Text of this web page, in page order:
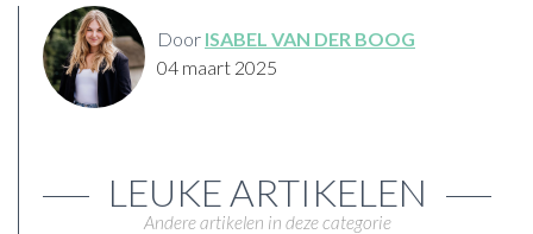
Door ISABEL VAN DER BOOG
04 maart 2025
LEUKE ARTIKELEN
Andere artikelen in deze categorie